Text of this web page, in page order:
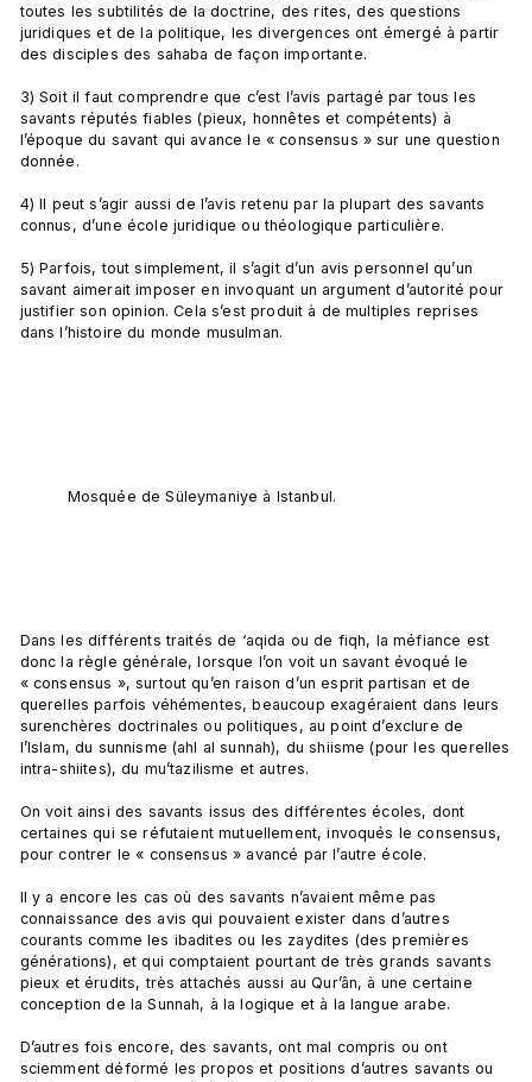
toutes les subtilités de la doctrine, des rites, des questions
juridiques et de la politique, les divergences ont émergé à partir
des disciples des sahaba de façon importante.
3) Soit il faut comprendre que c’est l’avis partagé par tous les
savants réputés fiables (pieux, honnêtes et compétents) à
l’époque du savant qui avance le « consensus » sur une question
donnée.
4) Il peut s’agir aussi de l’avis retenu par la plupart des savants
connus, d’une école juridique ou théologique particulière.
5) Parfois, tout simplement, il s’agit d’un avis personnel qu’un
savant aimerait imposer en invoquant un argument d’autorité pour
justifier son opinion. Cela s’est produit à de multiples reprises
dans l’histoire du monde musulman.
Mosquée de Süleymaniye à Istanbul.
Dans les différents traités de ‘aqida ou de fiqh, la méfiance est
donc la règle générale, lorsque l’on voit un savant évoqué le
« consensus », surtout qu’en raison d’un esprit partisan et de
querelles parfois véhémentes, beaucoup exagéraient dans leurs
surenchères doctrinales ou politiques, au point d’exclure de
l’Islam, du sunnisme (ahl al sunnah), du shiisme (pour les querelles
intra-shiites), du mu’tazilisme et autres.
On voit ainsi des savants issus des différentes écoles, dont
certaines qui se réfutaient mutuellement, invoqués le consensus,
pour contrer le « consensus » avancé par l’autre école.
Il y a encore les cas où des savants n’avaient même pas
connaissance des avis qui pouvaient exister dans d’autres
courants comme les ibadites ou les zaydites (des premières
générations), et qui comptaient pourtant de très grands savants
pieux et érudits, très attachés aussi au Qur’ân, à une certaine
conception de la Sunnah, à la logique et à la langue arabe.
D’autres fois encore, des savants, ont mal compris ou ont
sciemment déformé les propos et positions d’autres savants ou